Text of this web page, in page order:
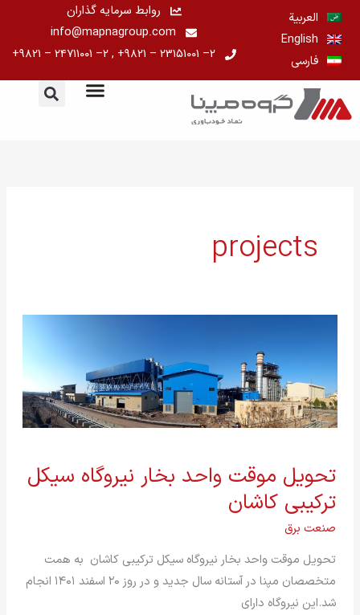
پرش
محتوا
العربية
English
فارسی
روابط سرمایه گذاران
info@mapnagroup.com
۲– ۲۳۱۵۱۰۰۱ – ۹۸۲۱+ , ۲– ۲۴۷۱۱۰۰۱ – ۹۸۲۱+
projects
تحویل موقت واحد بخار نیروگاه سیکل
ترکیبی کاشان
صنعت برق
تحویل موقت واحد بخار نیروگاه سیکل ترکیبی کاشان به همت
متخصصان مپنا در آستانه سال جدید و در روز ۲۰ اسفند ۱۴۰۱ انجام
شد.این نیروگاه دارای
موقت
واحد
بخار
سیکل
ترکیبی
کاشان